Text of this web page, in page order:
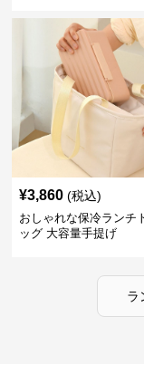
¥3,860 (税込)
おしゃれな保冷ランチ
ッグ 大容量手提げ
ラ